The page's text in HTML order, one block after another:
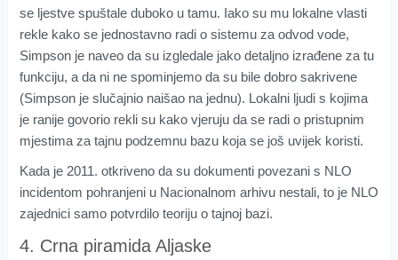
se ljestve spuštale duboko u tamu. Iako su mu lokalne vlasti
rekle kako se jednostavno radi o sistemu za odvod vode,
Simpson je naveo da su izgledale jako detaljno izrađene za tu
funkciju, a da ni ne spominjemo da su bile dobro sakrivene
(Simpson je slučajnio naišao na jednu). Lokalni ljudi s kojima
je ranije govorio rekli su kako vjeruju da se radi o pristupnim
mjestima za tajnu podzemnu bazu koja se još uvijek koristi.
Kada je 2011. otkriveno da su dokumenti povezani s NLO
incidentom pohranjeni u Nacionalnom arhivu nestali, to je NLO
zajednici samo potvrdilo teoriju o tajnoj bazi.
4. Crna piramida Aljaske